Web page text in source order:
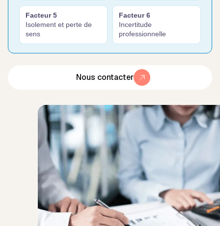
Facteur 5
Isolement et perte de
sens
Facteur 6
Incertitude
professionnelle
Nous contacter